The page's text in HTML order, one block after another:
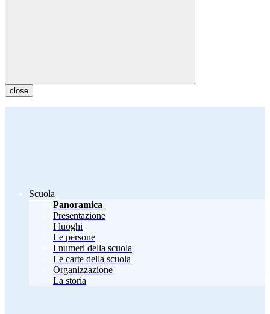
close
Scuola
Panoramica
Presentazione
I luoghi
Le persone
I numeri della scuola
Le carte della scuola
Organizzazione
La storia